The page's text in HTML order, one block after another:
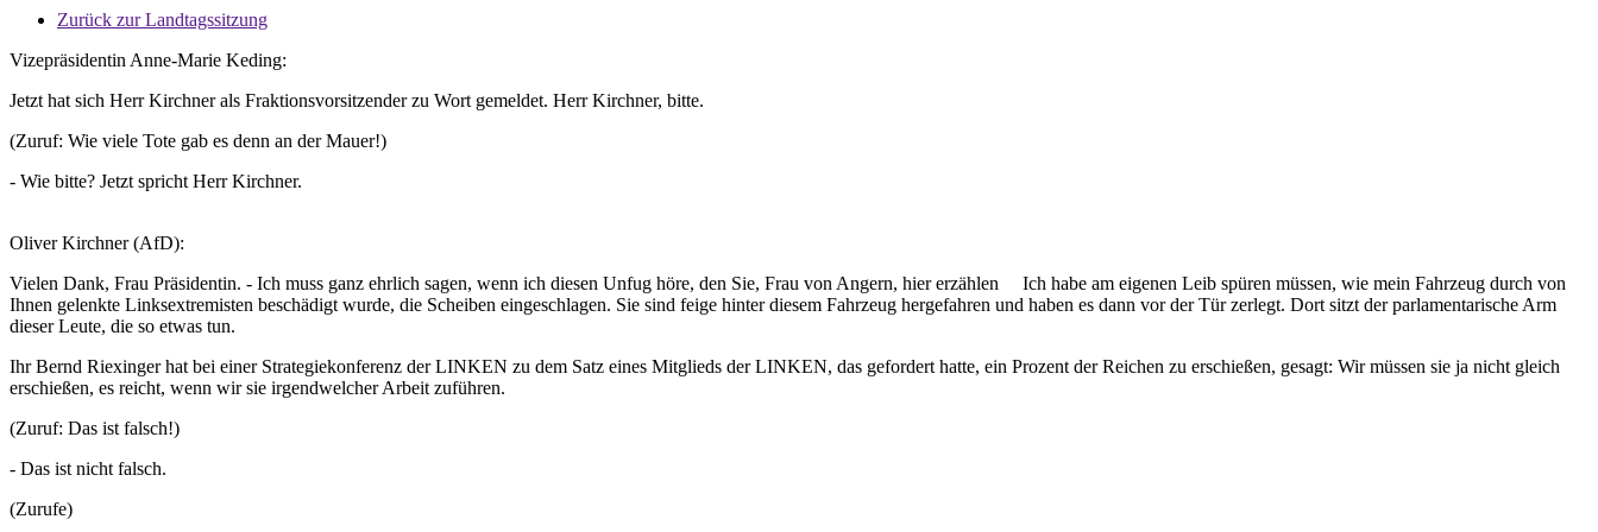
Zurück zur Landtagssitzung
Vizepräsidentin Anne-Marie Keding:
Jetzt hat sich Herr Kirchner als Fraktionsvorsitzender zu Wort gemeldet. Herr Kirchner, bitte.
(Zuruf: Wie viele Tote gab es denn an der Mauer!)
- Wie bitte? Jetzt spricht Herr Kirchner.
Oliver Kirchner (AfD):
Vielen Dank, Frau Präsidentin. - Ich muss ganz ehrlich sagen, wenn ich diesen Unfug höre, den Sie, Frau von Angern, hier erzählen Ich habe am eigenen Leib spüren müssen, wie mein Fahrzeug durch von
Ihnen gelenkte Linksextremisten beschädigt wurde, die Scheiben eingeschlagen. Sie sind feige hinter diesem Fahrzeug hergefahren und haben es dann vor der Tür zerlegt. Dort sitzt der parlamentarische Arm
dieser Leute, die so etwas tun.
Ihr Bernd Riexinger hat bei einer Strategiekonferenz der LINKEN zu dem Satz eines Mitglieds der LINKEN, das gefordert hatte, ein Prozent der Reichen zu erschießen, gesagt: Wir müssen sie ja nicht gleich
erschießen, es reicht, wenn wir sie irgendwelcher Arbeit zuführen.
(Zuruf: Das ist falsch!)
- Das ist nicht falsch.
(Zurufe)